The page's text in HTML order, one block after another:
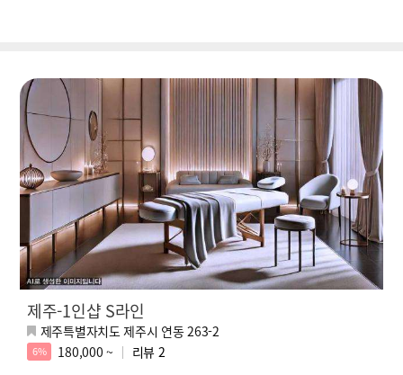
제주-1인샵 S라인
제주특별자치도 제주시 연동 263-2
6% 180,000 ~ 리뷰 2